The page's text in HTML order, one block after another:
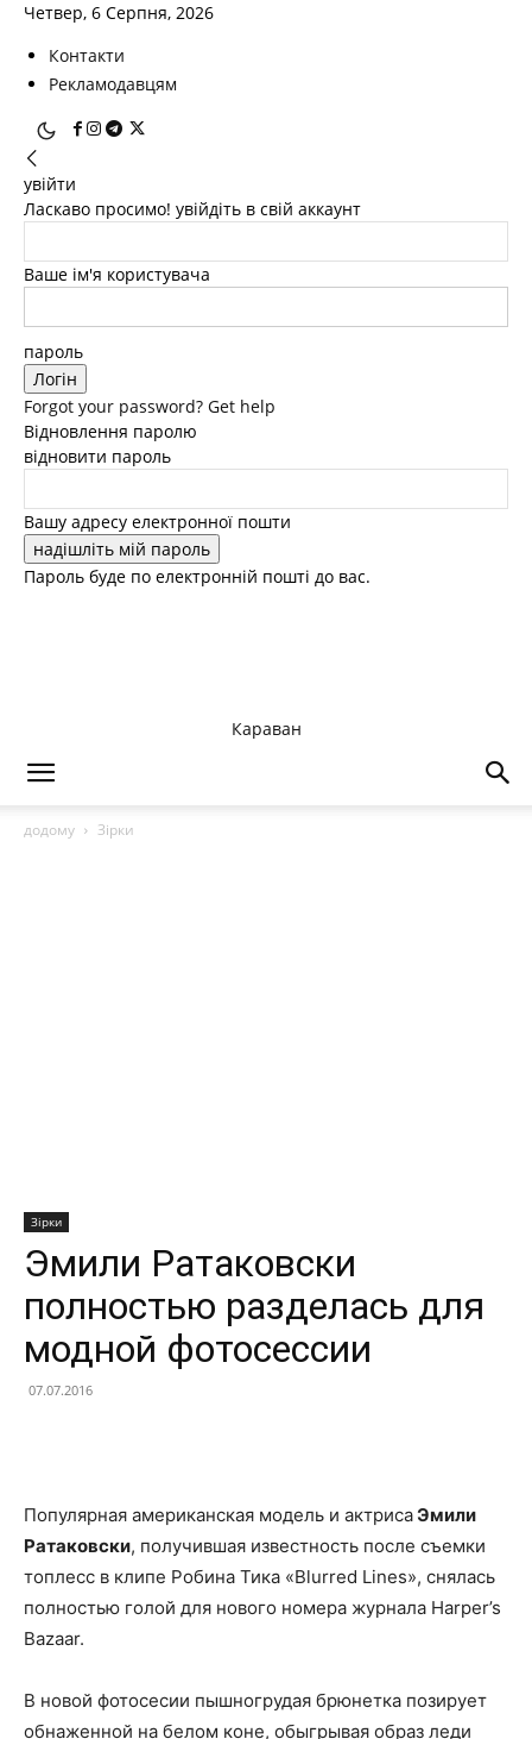
Четвер, 6 Серпня, 2026
Контакти
Рекламодавцям
увійти
Ласкаво просимо! увійдіть в свій аккаунт
Ваше ім'я користувача
пароль
Forgot your password? Get help
Відновлення паролю
відновити пароль
Вашу адресу електронної пошти
Пароль буде по електронній пошті до вас.
Караван
додому Зірки
Зірки
Эмили Ратаковски
полностью разделась для
модной фотосессии
07.07.2016
Популярная американская модель и актрисаЭмили
Ратаковски, получившая известность после съемки
топлесс в клипе Робина Тика «Blurred Lines», снялась
полностью голой для нового номера журнала Harper’s
Bazaar.
В новой фотосесии пышногрудая брюнетка позирует
обнаженной на белом коне, обыгрывая образ леди